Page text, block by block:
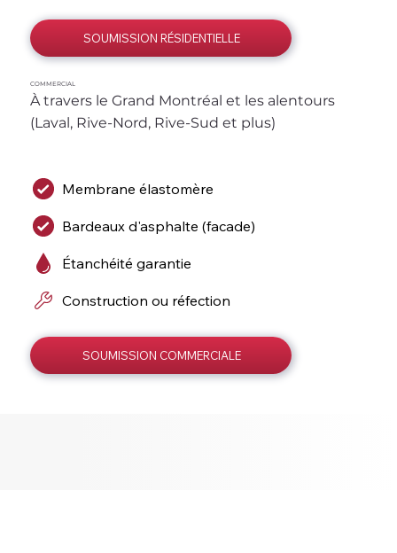
SOUMISSION RÉSIDENTIELLE
COMMERCIAL
SOUMISSION COMMERCIALE
À travers le Grand Montréal et les alentours
(Laval, Rive-Nord, Rive-Sud et plus)
Membrane élastomère
Bardeaux d'asphalte (facade)
Étanchéité garantie
Construction ou réfection